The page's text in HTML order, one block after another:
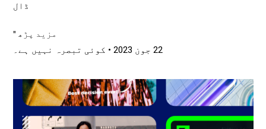
ڈال
مزید پڑھ "
22 جون 2023 کوئی تبصرہ نہیں ہے۔